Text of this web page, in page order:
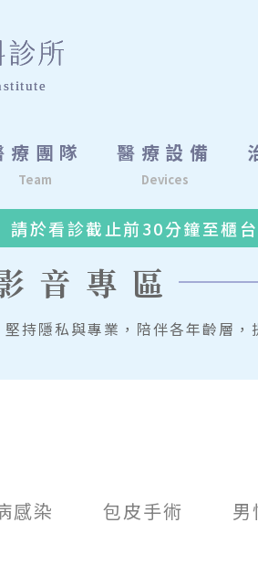
療團隊
Team
醫療設備
Devices
於看診截止前30分鐘至櫃台
音專區
持隱私與專業，陪伴各年齡層，
感染 包皮手術 男